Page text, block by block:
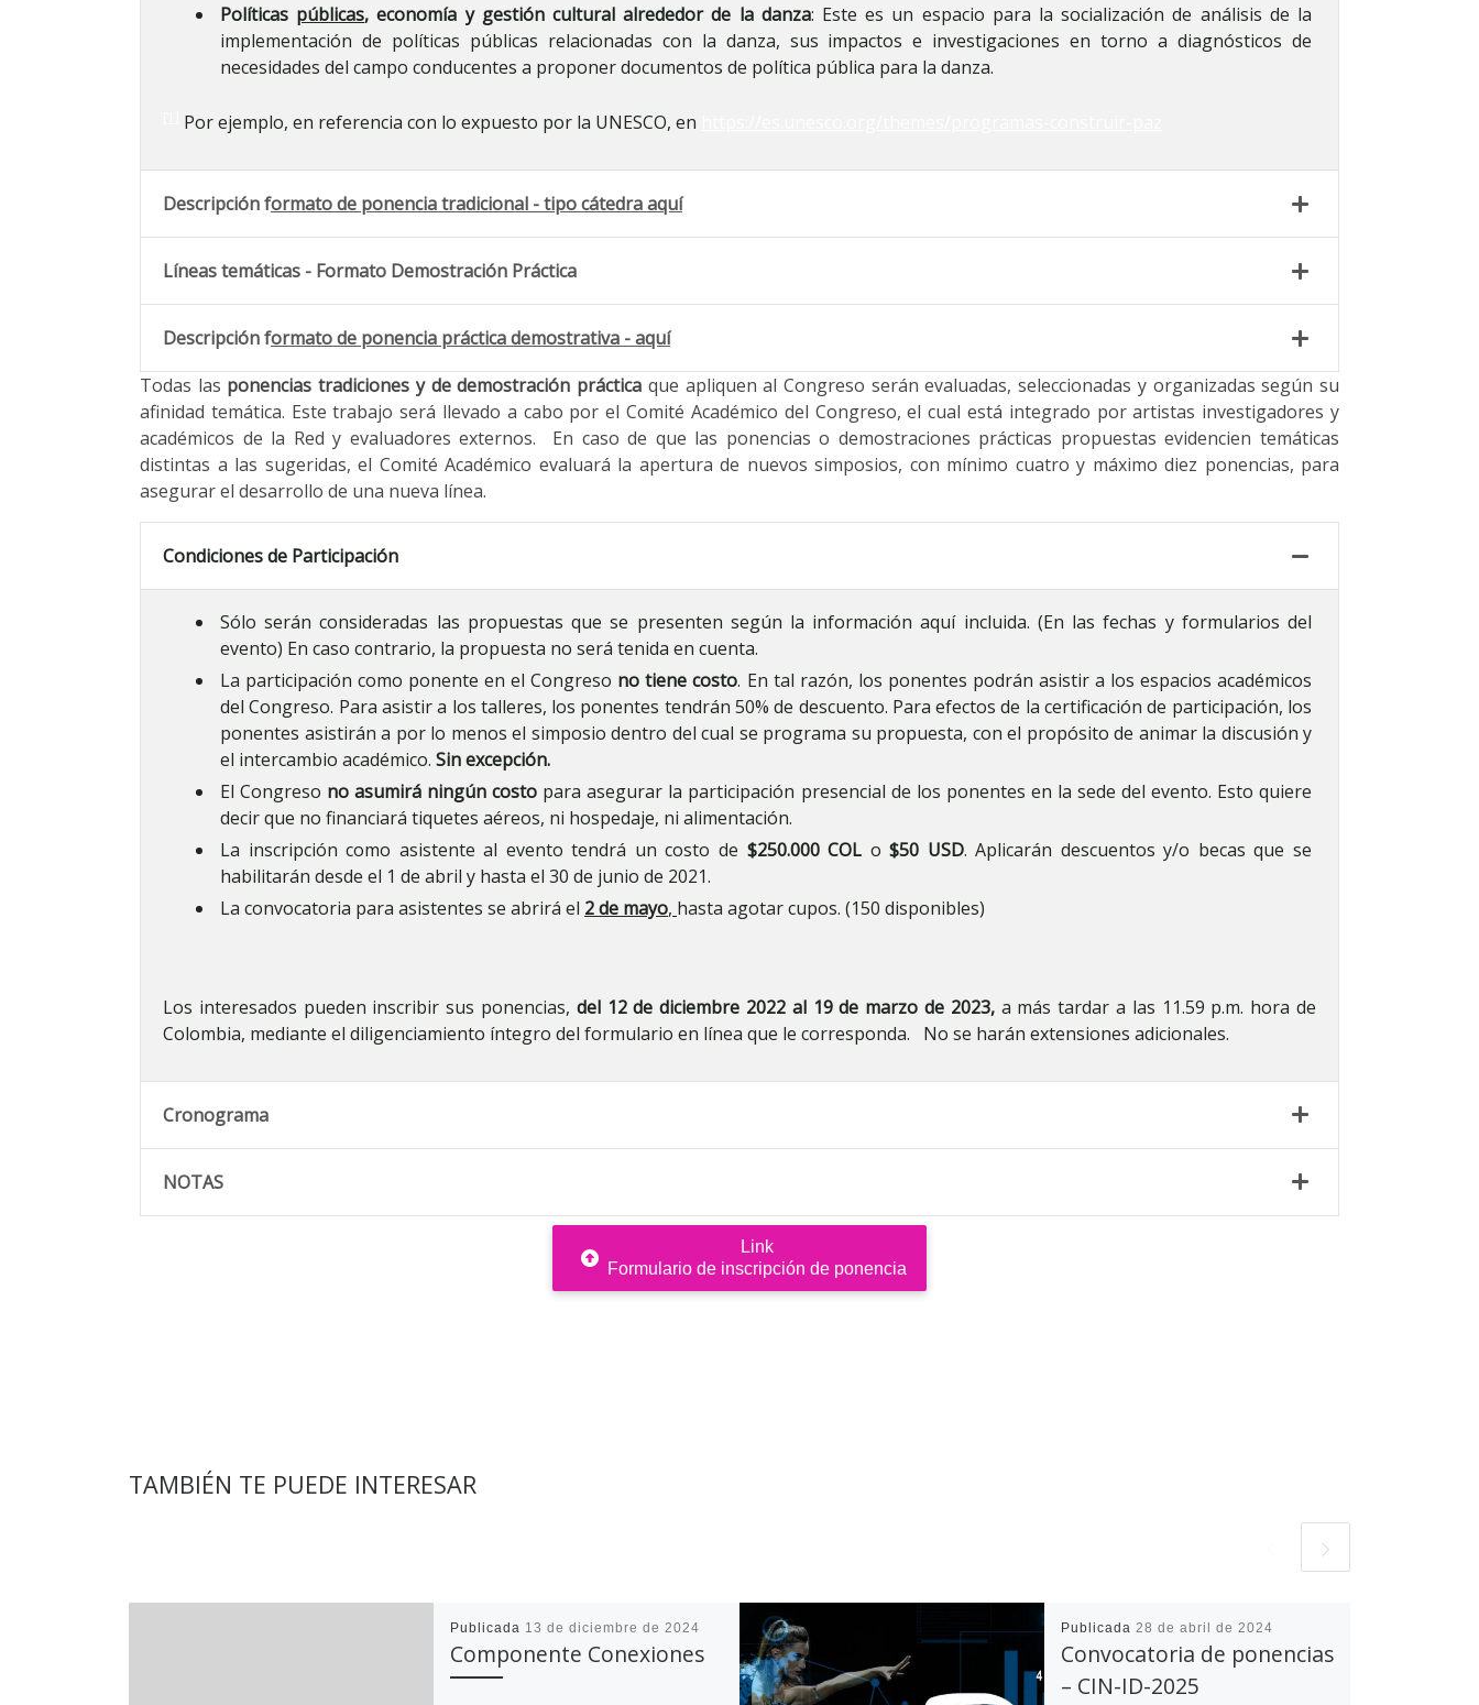
Políticas públicas, economía y gestión cultural alrededor de la danza: Este es un espacio para la socialización de análisis de la
implementación de políticas públicas relacionadas con la danza, sus impactos e investigaciones en torno a diagnósticos de
necesidades del campo conducentes a proponer documentos de política pública para la danza.
Por ejemplo, en referencia con lo expuesto por la UNESCO, en
Descripción formato de ponencia tradicional - tipo cátedra aquí
Líneas temáticas - Formato Demostración Práctica
Descripción formato de ponencia práctica demostrativa - aquí
Todas las ponencias tradiciones y de demostración práctica que apliquen al Congreso serán evaluadas, seleccionadas y organizadas según su
afinidad temática. Este trabajo será llevado a cabo por el Comité Académico del Congreso, el cual está integrado por artistas investigadores y
académicos de la Red y evaluadores externos. En caso de que las ponencias o demostraciones prácticas propuestas evidencien temáticas
distintas a las sugeridas, el Comité Académico evaluará la apertura de nuevos simposios, con mínimo cuatro y máximo diez ponencias, para
asegurar el desarrollo de una nueva línea.
Condiciones de Participación
Sólo serán consideradas las propuestas que se presenten según la información aquí incluida. (En las fechas y formularios del
evento) En caso contrario, la propuesta no será tenida en cuenta.
La participación como ponente en el Congreso no tiene costo. En tal razón, los ponentes podrán asistir a los espacios académicos
del Congreso. Para asistir a los talleres, los ponentes tendrán 50% de descuento. Para efectos de la certificación de participación, los
ponentes asistirán a por lo menos el simposio dentro del cual se programa su propuesta, con el propósito de animar la discusión y
el intercambio académico. Sin excepción.
El Congreso no asumirá ningún costo para asegurar la participación presencial de los ponentes en la sede del evento. Esto quiere
decir que no financiará tiquetes aéreos, ni hospedaje, ni alimentación.
La inscripción como asistente al evento tendrá un costo de $250.000 COL o $50 USD. Aplicarán descuentos y/o becas que se
habilitarán desde el 1 de abril y hasta el 30 de junio de 2021.
La convocatoria para asistentes se abrirá el 2 de mayo, hasta agotar cupos. (150 disponibles)
Los interesados pueden inscribir sus ponencias, del 12 de diciembre 2022 al 19 de marzo de 2023,a más tardar a las 11.59 p.m. hora de
Colombia, mediante el diligenciamiento íntegro del formulario en línea que le corresponda. No se harán extensiones adicionales.
Cronograma
NOTAS
Link
Formulario de inscripción de ponencia
TAMBIÉN TE PUEDE INTERESAR
Publicada 13 de diciembre de 2024
Componente Conexiones
Publicada 28 de abril de 2024
Convocatoria de ponencias
– CIN-ID-2025